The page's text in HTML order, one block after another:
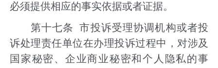
必须提供相应的事实依据或者证据。
第十七条 市投诉受理协调机构或者投
诉处理责任单位在办理投诉过程中，对涉及
国家秘密、企业商业秘密和个人隐私的事